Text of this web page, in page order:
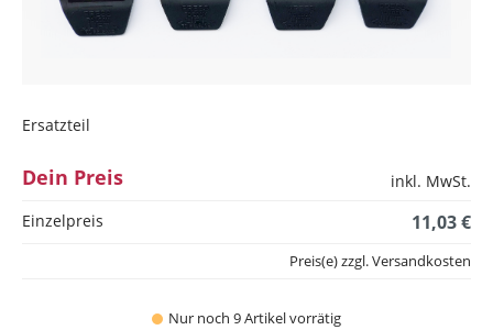
Ersatzteil
Dein Preis
inkl. MwSt.
Einzelpreis
11,03 €
Nur noch 9 Artikel vorrätig
Preis(e) zzgl. Versandkosten